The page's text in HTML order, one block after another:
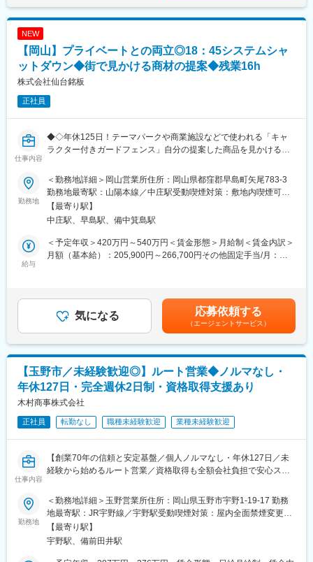
・古紙の積み込み・運搬
・自社工場での荷降ろし作業
・古紙に混ざった異物の仕分け
得できます
入社後は先輩社員のトラックに同乗しながら仕事を覚えていただ
きます。
運転のコツやルートの回り方はもちろん、安全運転のポイント・
積み込み方法・効率の良い作業の進め方まで丁寧にレクチャーし
5名の先輩社員がローテーションでサポートするため、さまざまな
やり方を学べる環境です。
経験を積めば、大型車両の運転・フォークリフトや重機の操作・
作業改善の提案・後輩育成や安全指導など活躍の幅を広げること
大型免許や重機の資格取得費用は会社が負担するため、働きなが
ら手に職をつけられます。
■当社の魅力：
◎創業70年以上の安定企業
◎転勤なし
◎岡山県内中心の勤務
◎残業月平均7時間程度
◎17時頃には退社可能
◎資格取得費用は会社負担
当社では未経験からスタートした社員も多く活躍しています。安
定した環境で新しいキャリアを始めたい方をお待ちしています。
変更の範囲：会社の定める業務
NEW
【岡山】プライベートとの両立◎18：45システムシャ
ットダウン◆街で見かける商材の提案◆残業16h
株式会社仙台銘板
正社員
仕事内容
◆◇年休125日！テーマパークや商業施設などで使われる「キャ
ラクター付きガードフェンス」自分の提案した商品を見かける事
1969年創業の防災、保安用品を扱う老舗商社で、大手・地元建設
会社向けに提案営業をお任せします。
■営業内容：
・主にはルート営業として、既存顧客に対して新しい工事現場や
イベントなどで必要な保安用品の提案を行います
・業界トップシェアのため、顧客先からお声がけを頂くこともあ
「50ｍ先工事中」などの看板、カラーコーン、安全ベスト、有名
キャラクターのガードフェンスなどの保安用品
た提案営業となります。製品は4万点超あり、自社オリジナル製品
も開発しているため、顧客のニーズに合った提案が可能です
・工事現場で絶対的に必要とされる商品のため、ニーズが必ずあ
り、営業活動がしやすいです。
・現場の裁量が大きく、商品の値段を営業個人の判断で決められ
ます
■就業環境：
・全国に65の拠点があり地域密着で展開しているため、遠方の出
張は基本的にありません
営業職の残業平均は月16時間です。また、有給取得日数平均11.2
日、男性育休制度もあり、離職率は8.2％と業界内で低い水準とな
っております
勤務地
＜勤務地詳細＞岡山営業所住所：岡山県都窪郡早島町矢尾783-3
勤務地最寄駅：山陽本線／中庄駅受動喫煙対策：敷地内喫煙可能
場所あり変更の範囲：会社の定める事業所
【最寄り駅】
中庄駅、早島駅、備中箕島駅
給与
＜予定年収＞420万円～540万円＜賃金形態＞月給制＜賃金内訳＞
月額（基本給）：205,900円～266,700円その他固定手当/月：
業手当＞有＜給与補足＞※経験・能力を考慮の上、決定いたしま
す。■昇給：年1回(7月) ■賞与：年2回(7月・12月) ■別途会社業績
に応じて決算賞与有賃金はあくまでも目安の金額であり、選考を
通じて上下する可能性があります。月給(月額)は固定手当を含めた
表記です。
気になる 応募依頼する
（エージェントサービス）
【玉野市／未経験歓迎◎】ルート営業◆ノルマなし・
年休127日・完全週休2日制・資格取得支援あり
木村商事株式会社
正社員 転勤なし 職種未経験歓迎 業種未経験歓迎
仕事内容
【創業70年の信頼と安定基盤／個人ノルマなし・年休127日／未
経験から始めるルート営業／資格取得も全額会社負担で安心スタ
■業務概要
当社のルート営業として、既存のお客様を中心に関係性の構築や
商品提案、見積作成、納品対応などを行います。個人ノルマはな
く、チームで協力しながらお客様の満足度向上を目指す営業スタ
イルです。未経験の方も先輩社員によるマンツーマン指導がある
ため、安心して業務に取り組むことができます。
勤務地
＜勤務地詳細＞玉野営業所住所：岡山県玉野市宇野1-19-17 勤務
地最寄駅：JR宇野線／宇野駅受動喫煙対策：屋内全面禁煙変更の
範囲：会社の定める事業所
【最寄り駅】
宇野駅、備前田井駅